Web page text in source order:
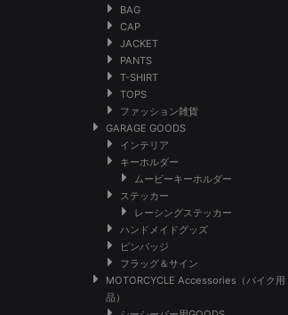
BAG
CAP
JACKET
PANTS
T-SHIRT
TOPS
ファッション雑貨
GARAGE GOODS
インテリア
キーホルダー
ムービーキーホルダー
ステッカー
レーシングステッカー
ハンドメイドグッズ
ピンバッジ
フラッグ＆サイン
MOTORCYCLE Accessories（バイク用
品）